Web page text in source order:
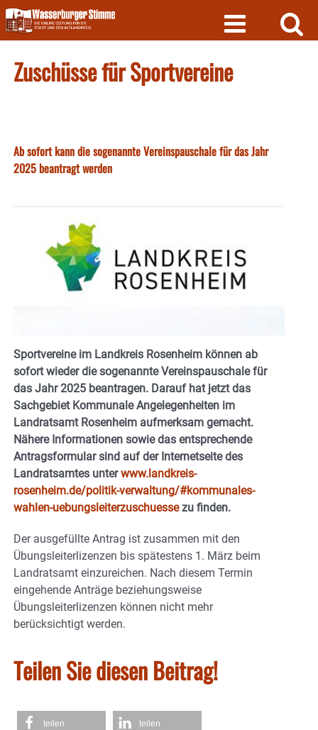
Skip
to
content
Zuschüsse für Sportvereine
Ab sofort kann die sogenannte Vereinspauschale für das Jahr
2025 beantragt werden
Sportvereine im Landkreis Rosenheim können ab
sofort wieder die sogenannte Vereinspauschale für
das Jahr 2025 beantragen. Darauf hat jetzt das
Sachgebiet Kommunale Angelegenheiten im
Landratsamt Rosenheim aufmerksam gemacht.
Nähere Informationen sowie das entsprechende
Antragsformular sind auf der Internetseite des
Landratsamtes unterwww.landkreis-
rosenheim.de/politik-verwaltung/#kommunales-
wahlen-uebungsleiterzuschuessezu finden.
Der ausgefüllte Antrag ist zusammen mit den
Übungsleiterlizenzen bis spätestens 1. März beim
Landratsamt einzureichen. Nach diesem Termin
eingehende Anträge beziehungsweise
Übungsleiterlizenzen können nicht mehr
berücksichtigt werden.
Teilen Sie diesen Beitrag!
teilen teilen